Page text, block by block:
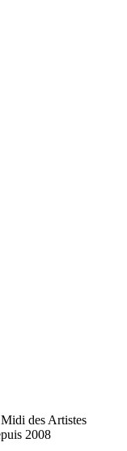
des Artistes
2008